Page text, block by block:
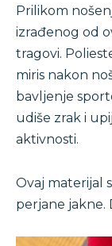
Prilikom
izrađenog od
tragovi.
miris nakon
bavljenje
udiše zrak i
aktivnosti.
Ovaj materijal
perjane jakne.